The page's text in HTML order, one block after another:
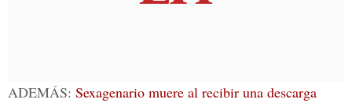
ADEMÁS: Sexagenario muere al recibir una descarga